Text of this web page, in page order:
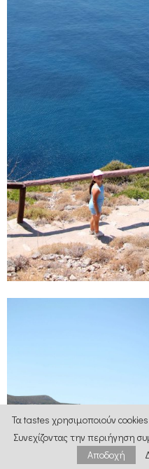
Τα tastes χρησιμοποιούν
Συνεχίζοντας την περιήγηση
Αποδοχή